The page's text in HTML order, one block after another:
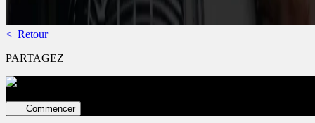
< Retour
PARTAGEZ
Commencer